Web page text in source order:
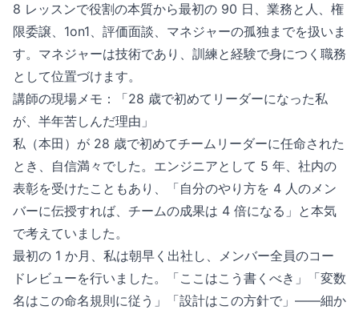
8 レッスンで役割の本質から最初の 90 日、業務と人、権
限委譲、1on1、評価面談、マネジャーの孤独までを扱いま
す。マネジャーは技術であり、訓練と経験で身につく職務
として位置づけます。
講師の現場メモ：「28 歳で初めてリーダーになった私
が、半年苦しんだ理由」
私（本田）が 28 歳で初めてチームリーダーに任命された
とき、自信満々でした。エンジニアとして 5 年、社内の
表彰を受けたこともあり、「自分のやり方を 4 人のメン
バーに伝授すれば、チームの成果は 4 倍になる」と本気
で考えていました。
最初の 1 か月、私は朝早く出社し、メンバー全員のコー
ドレビューを行いました。「ここはこう書くべき」「変数
名はこの命名規則に従う」「設計はこの方針で」——細か